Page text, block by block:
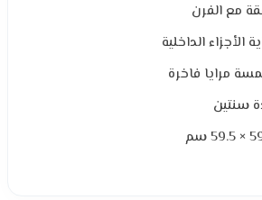
مع الفرن
الأجزاء الداخلية
مرايا فاخرة
سنتين